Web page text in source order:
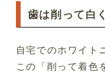
歯は削って白
自宅でのホワイト
この「削って着色